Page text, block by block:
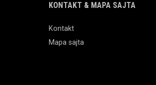
KONTAKT & MAPA SAJTA
Kontakt
Mapa sajta